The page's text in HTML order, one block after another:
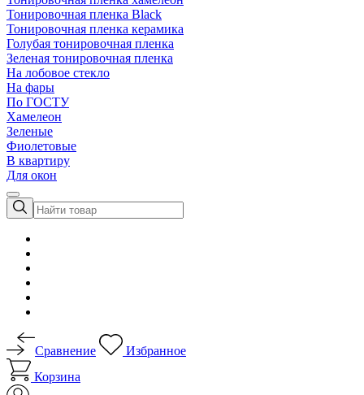
Тонировочная пленка Black
Тонировочная пленка керамика
Голубая тонировочная пленка
Зеленая тонировочная пленка
На лобовое стекло
На фары
По ГОСТУ
Хамелеон
Зеленые
Фиолетовые
В квартиру
Для окон
Сравнение
Избранное
Корзина